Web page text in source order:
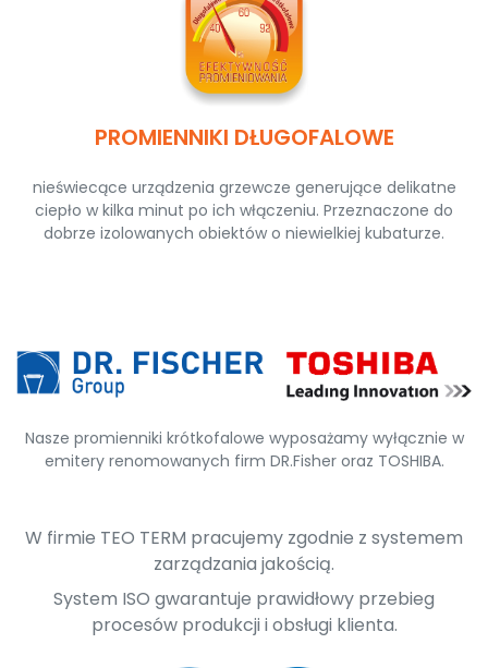
PROMIENNIKI DŁUGOFALOWE
nieświecące urządzenia grzewcze generujące delikatne
ciepło w kilka minut po ich włączeniu. Przeznaczone do
dobrze izolowanych obiektów o niewielkiej kubaturze.
Nasze promienniki krótkofalowe wyposażamy wyłącznie w
emitery renomowanych firm DR.Fisher oraz TOSHIBA.
W firmie TEO TERM pracujemy zgodnie z systemem
zarządzania jakością.
System ISO gwarantuje prawidłowy przebieg
procesów produkcji i obsługi klienta.